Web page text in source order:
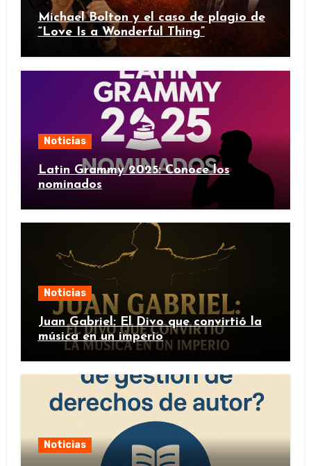
Michael Bolton y el caso de plagio de
“Love Is a Wonderful Thing”
Noticias
Latin Grammy 2025: Conoce los
nominados
Noticias
Juan Gabriel: El Divo que convirtió la
música en un imperio
Noticias